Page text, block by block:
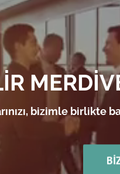
bizimle birlikte